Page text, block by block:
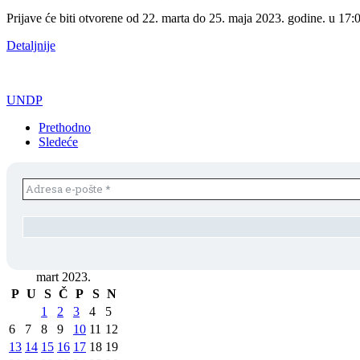
Prijave će biti otvorene od 22. marta do 25. maja 2023. godine. u
Detaljnije
UNDP
Prethodno
Sledeće
mart 2023.
P U S Č P S N
1
2 3 4
5
6
7 8 9 10 11 12
13 14 15 16 17 18 19